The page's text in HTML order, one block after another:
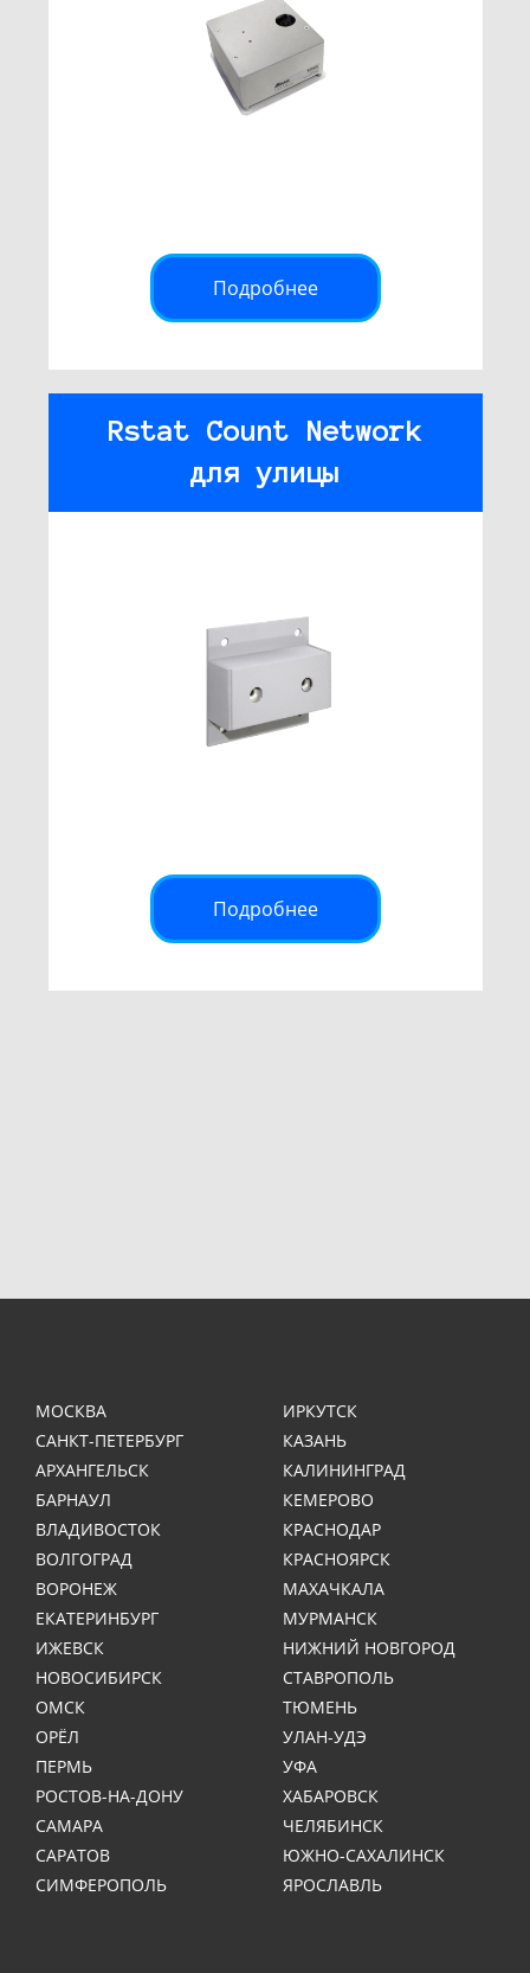
Подробнее
Rstat Count Network
для улицы
Подробнее
МОСКВА
САНКТ-ПЕТЕРБУРГ
АРХАНГЕЛЬСК
БАРНАУЛ
ВЛАДИВОСТОК
ВОЛГОГРАД
ВОРОНЕЖ
ЕКАТЕРИНБУРГ
ИЖЕВСК
ИРКУТСК
КАЗАНЬ
КАЛИНИНГРАД
КЕМЕРОВО
КРАСНОДАР
КРАСНОЯРСК
МАХАЧКАЛА
МУРМАНСК
НИЖНИЙ НОВГОРОД
НОВОСИБИРСК
ОМСК
ОРЁЛ
ПЕРМЬ
РОСТОВ-НА-ДОНУ
САМАРА
САРАТОВ
СИМФЕРОПОЛЬ
СТАВРОПОЛЬ
ТЮМЕНЬ
УЛАН-УДЭ
УФА
ХАБАРОВСК
ЧЕЛЯБИНСК
ЮЖНО-САХАЛИНСК
ЯРОСЛАВЛЬ